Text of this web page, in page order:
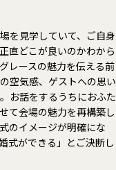
を見学していて、ご自身
直どこが良いのかわから
レースの魅力を伝える前
空気感、ゲストへの思い
お話をするうちにおふた
て会場の魅力を再構築し
のイメージが明確にな
式ができる」とご決断し